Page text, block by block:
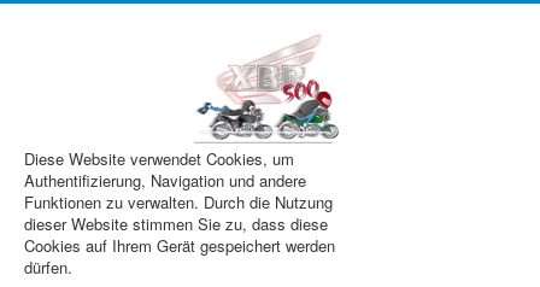
Diese Website verwendet Cookies, um
Authentifizierung, Navigation und andere
Funktionen zu verwalten. Durch die Nutzung
dieser Website stimmen Sie zu, dass diese
Cookies auf Ihrem Gerät gespeichert werden
dürfen.